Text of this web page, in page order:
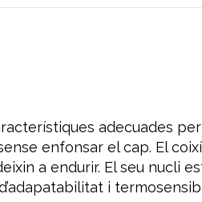
adecuades
enfonsar el cap. El
a endurir. El seu nucli
i